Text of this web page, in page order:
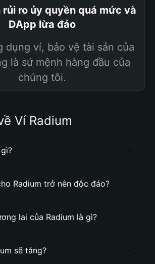
rủi ro ủy quyền quá mức và
DApp lừa đảo
dụng ví, bảo vệ tài sản của
là sứ mệnh hàng đầu của
chúng tôi.
Ví Radium
Radium trở nên độc đáo?
lai của Radium là gì?
sẽ tăng?